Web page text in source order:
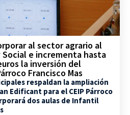
al sector agrario al
Social e incrementa hasta
la inversión del
Francisco Mas
respaldan la ampliación
Edificant para el CEIP Párroco
dos aulas de Infantil